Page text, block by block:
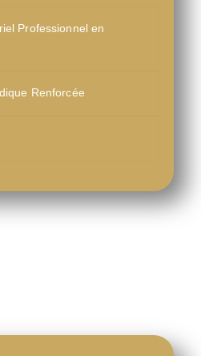
Professionnel en
Renforcée